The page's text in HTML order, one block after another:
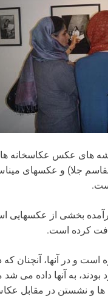
های عکس عکاسخانه­
جلا) و عکس­های میناس
بخشی از عکس­هایی
کرده است.
است و در آنها، آنچنان
به آنها داده می
ها و نشستن در مقابل